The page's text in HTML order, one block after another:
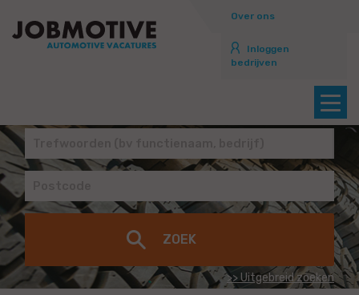
Over ons
Inloggen
bedrijven
>> Uitgebreid zoeken